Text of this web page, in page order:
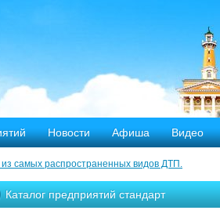
Новости Афиша Видео
самых распространенных видов ДТП.
областных дорог
Каталог предприятий стандарт